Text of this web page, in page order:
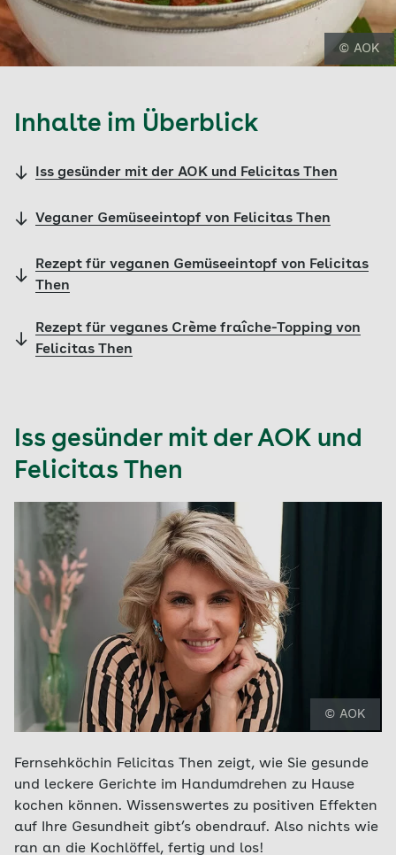
© AOK
Inhalte im Überblick
Iss gesünder mit der AOK und Felicitas Then
Veganer Gemüseeintopf von Felicitas Then
Rezept für veganen Gemüseeintopf von Felicitas
Then
Rezept für veganes Crème fraîche-Topping von
Felicitas Then
Iss gesünder mit der AOK und
Felicitas Then
© AOK
Fernsehköchin Felicitas Then zeigt, wie Sie gesunde
und leckere Gerichte im Handumdrehen zu Hause
kochen können. Wissenswertes zu positiven Effekten
auf Ihre Gesundheit gibt’s obendrauf. Also nichts wie
ran an die Kochlöffel, fertig und los!